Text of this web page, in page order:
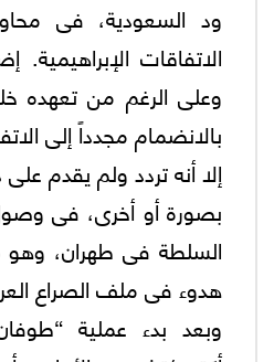
ود السعودية، فى
الاتفاقات
وعلى الرغم من تعهده
بالانضمام مجدداً إلى
إلا أنه تردد ولم يقدم
بصورة أو أخرى، فى
السلطة فى طهران، وهو
هدوء فى ملف الصراع